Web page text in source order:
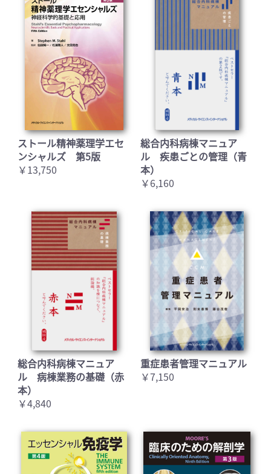
お買い物を続ける カートへ進む
ストール精神薬理学エセ
ンシャルズ 第5版
￥13,750
総合内科病棟マニュア
ル 疾患ごとの管理（青
本）
￥6,160
総合内科病棟マニュア
ル 病棟業務の基礎（赤
本）
￥4,840
重症患者管理マニュアル
￥7,150